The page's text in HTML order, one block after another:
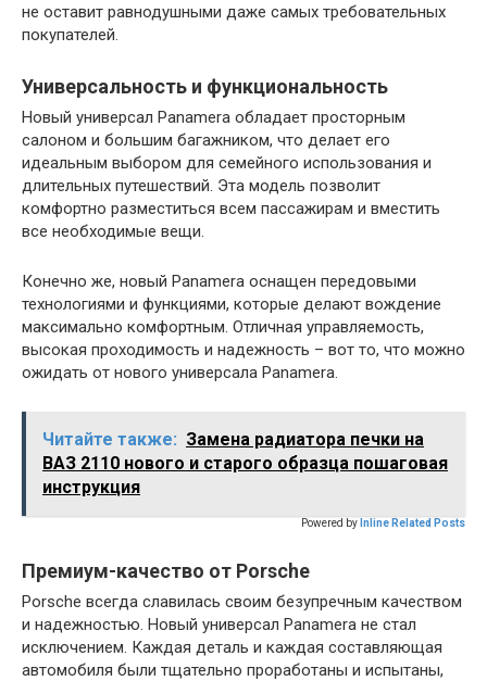
не оставит равнодушными даже самых требовательных
покупателей.
Универсальность и функциональность
Новый универсал Panamera обладает просторным
салоном и большим багажником, что делает его
идеальным выбором для семейного использования и
длительных путешествий. Эта модель позволит
комфортно разместиться всем пассажирам и вместить
все необходимые вещи.
Конечно же, новый Panamera оснащен передовыми
технологиями и функциями, которые делают вождение
максимально комфортным. Отличная управляемость,
высокая проходимость и надежность – вот то, что можно
ожидать от нового универсала Panamera.
Читайте также: Замена радиатора печки на
ВАЗ 2110 нового и старого образца пошаговая
инструкция
Powered by Inline Related Posts
Премиум-качество от Porsche
Porsche всегда славилась своим безупречным качеством
и надежностью. Новый универсал Panamera не стал
исключением. Каждая деталь и каждая составляющая
автомобиля были тщательно проработаны и испытаны,